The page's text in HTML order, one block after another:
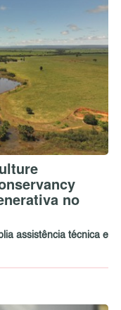
no
assistência técnica e